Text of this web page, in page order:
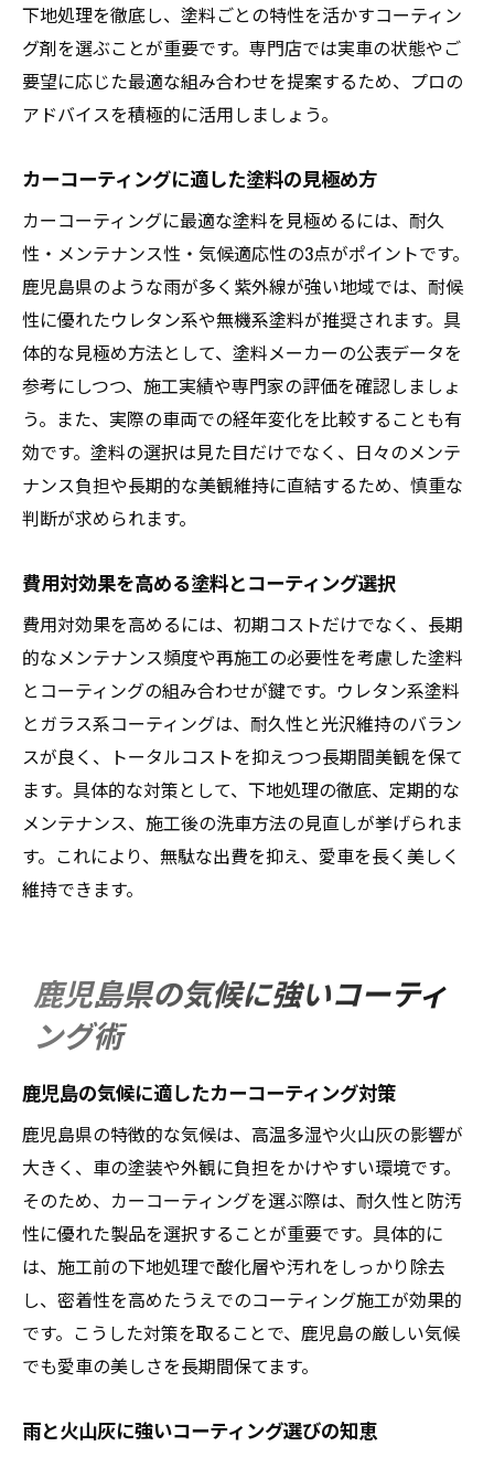
下地処理を徹底し、塗料ごとの特性を活かすコーティン
グ剤を選ぶことが重要です。専門店では実車の状態やご
要望に応じた最適な組み合わせを提案するため、プロの
アドバイスを積極的に活用しましょう。
カーコーティングに適した塗料の見極め方
カーコーティングに最適な塗料を見極めるには、耐久
性・メンテナンス性・気候適応性の3点がポイントです。
鹿児島県のような雨が多く紫外線が強い地域では、耐候
性に優れたウレタン系や無機系塗料が推奨されます。具
体的な見極め方法として、塗料メーカーの公表データを
参考にしつつ、施工実績や専門家の評価を確認しましょ
う。また、実際の車両での経年変化を比較することも有
効です。塗料の選択は見た目だけでなく、日々のメンテ
ナンス負担や長期的な美観維持に直結するため、慎重な
判断が求められます。
費用対効果を高める塗料とコーティング選択
費用対効果を高めるには、初期コストだけでなく、長期
的なメンテナンス頻度や再施工の必要性を考慮した塗料
とコーティングの組み合わせが鍵です。ウレタン系塗料
とガラス系コーティングは、耐久性と光沢維持のバラン
スが良く、トータルコストを抑えつつ長期間美観を保て
ます。具体的な対策として、下地処理の徹底、定期的な
メンテナンス、施工後の洗車方法の見直しが挙げられま
す。これにより、無駄な出費を抑え、愛車を長く美しく
維持できます。
鹿児島県の気候に強いコーティ
ング術
鹿児島の気候に適したカーコーティング対策
鹿児島県の特徴的な気候は、高温多湿や火山灰の影響が
大きく、車の塗装や外観に負担をかけやすい環境です。
そのため、カーコーティングを選ぶ際は、耐久性と防汚
性に優れた製品を選択することが重要です。具体的に
は、施工前の下地処理で酸化層や汚れをしっかり除去
し、密着性を高めたうえでのコーティング施工が効果的
です。こうした対策を取ることで、鹿児島の厳しい気候
でも愛車の美しさを長期間保てます。
雨と火山灰に強いコーティング選びの知恵